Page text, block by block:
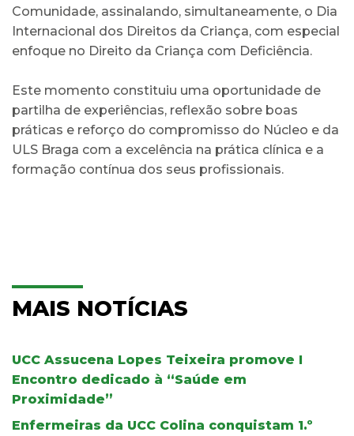
Comunidade, assinalando, simultaneamente, o Dia
Internacional dos Direitos da Criança, com especial
enfoque no Direito da Criança com Deficiência.
Este momento constituiu uma oportunidade de
partilha de experiências, reflexão sobre boas
práticas e reforço do compromisso do Núcleo e da
ULS Braga com a excelência na prática clínica e a
formação contínua dos seus profissionais.
MAIS NOTÍCIAS
UCC Assucena Lopes Teixeira promove I
Encontro dedicado à “Saúde em
Proximidade”
Enfermeiras da UCC Colina conquistam 1.º